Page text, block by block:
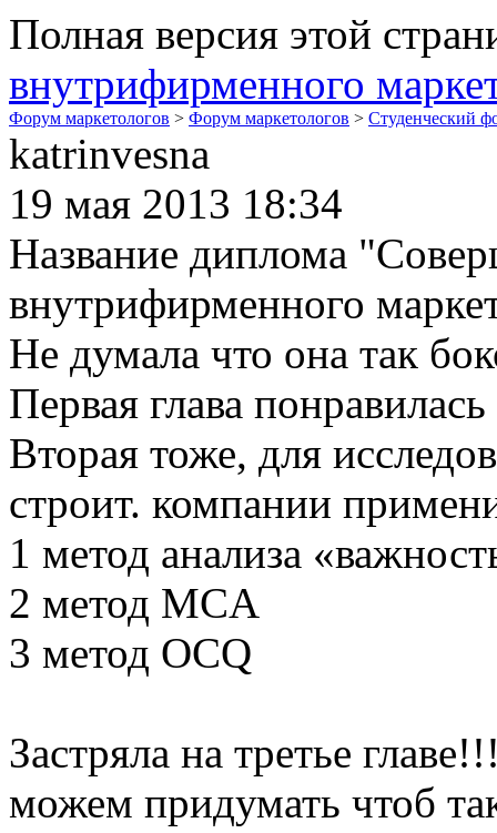
Полная версия этой
внутрифирменного
Форум маркетологов > Форум маркетологов > Студенческий
katrinvesna
19 мая 2013 18:34
Название диплома
внутрифирменного
Не думала что она так
Первая глава
Вторая тоже, для
строит. компании
1 метод анализа
2 метод MCA
3 метод OCQ
Застряла на третье
можем придумать чтоб